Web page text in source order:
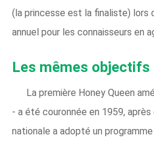
(la princesse est la finaliste) lors
annuel pour les connaisseurs en
Les mêmes objectifs
La première Honey Queen
- a été couronnée en 1959,
nationale a adopté un